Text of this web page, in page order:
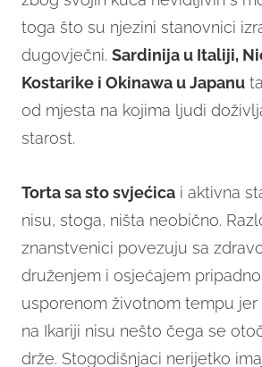
toga što su njezini stanovnici
dugovječni. Sardinija u Italiji,
Kostarike i Okinawa u Japanu
od mjesta na kojima ljudi
starost.
Torta sa sto svjećica i aktivna
nisu, stoga, ništa neobično.
znanstvenici povezuju sa
druženjem i osjećajem
usporenom životnom tempu
na Ikariji nisu nešto čega se
drže. Stogodišnjaci nerijetko